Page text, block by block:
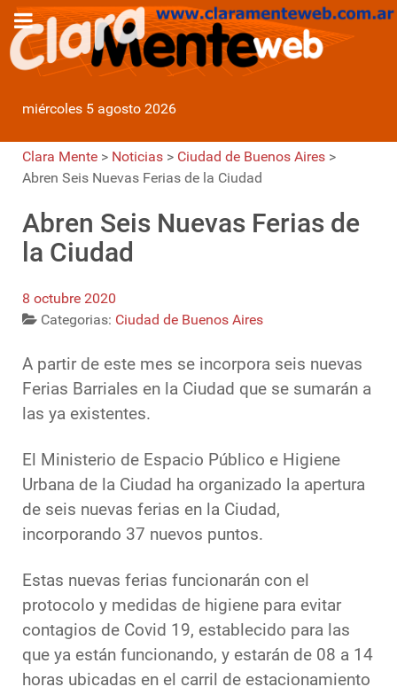
miércoles 5 agosto 2026
Clara Mente > Noticias > Ciudad de Buenos Aires >
Abren Seis Nuevas Ferias de la Ciudad
Abren Seis Nuevas Ferias de
la Ciudad
8 octubre 2020
Categorias: Ciudad de Buenos Aires
A partir de este mes se incorpora seis nuevas
Ferias Barriales en la Ciudad que se sumarán a
las ya existentes.
El Ministerio de Espacio Público e Higiene
Urbana de la Ciudad ha organizado la apertura
de seis nuevas ferias en la Ciudad,
incorporando 37 nuevos puntos.
Estas nuevas ferias funcionarán con el
protocolo y medidas de higiene para evitar
contagios de Covid 19, establecido para las
que ya están funcionando, y estarán de 08 a 14
horas ubicadas en el carril de estacionamiento